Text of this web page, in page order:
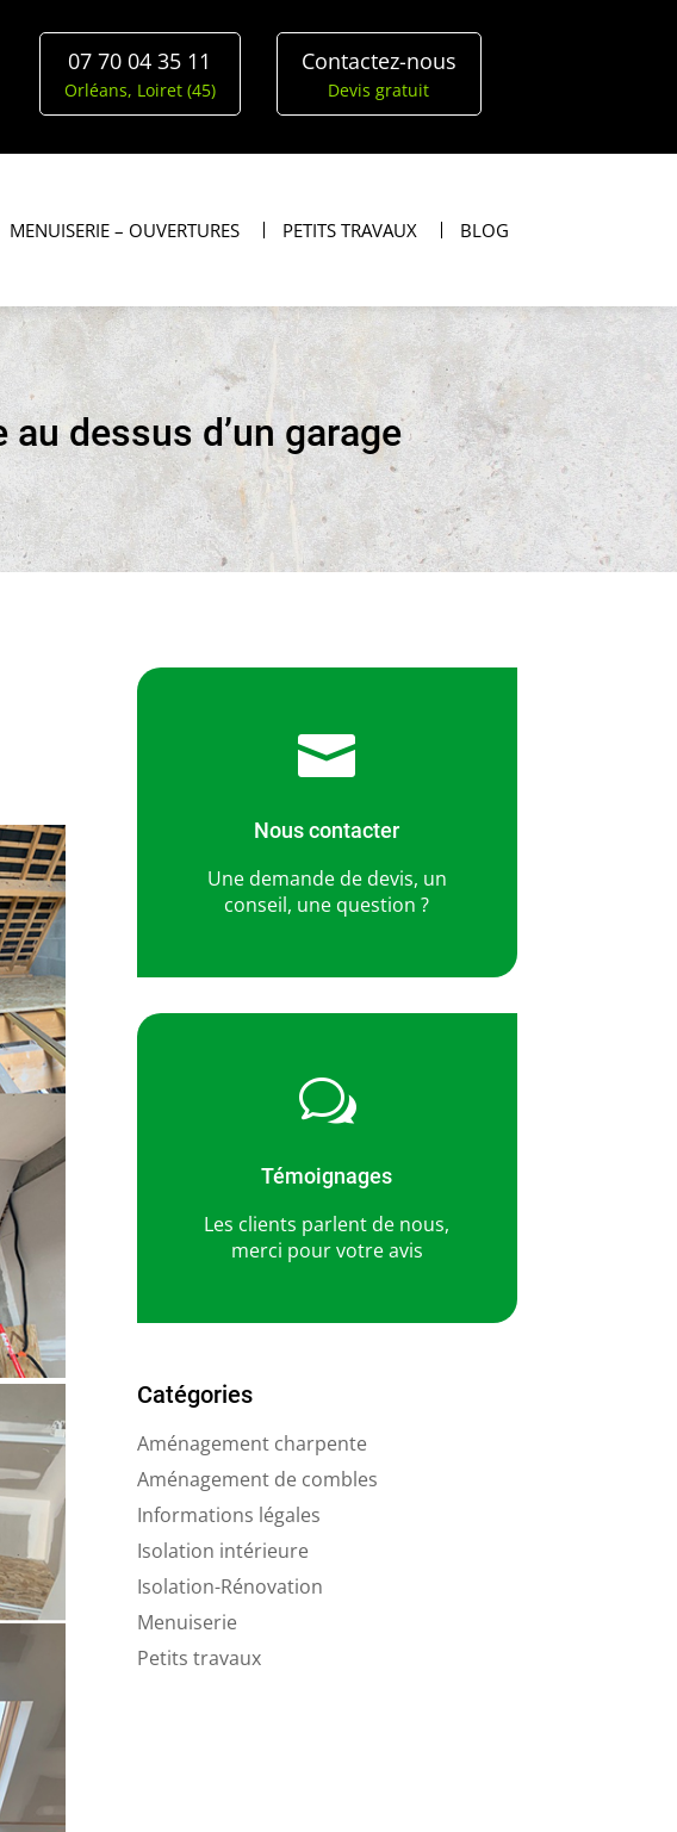
07 70 04 35 11
Orléans, Loiret (45)
Contactez-nous
Devis gratuit
MENUISERIE – OUVERTURES PETITS TRAVAUX BLOG
dessus d’un garage

Nous contacter
Une demande de devis, un
conseil, une question ?
w
Témoignages
Les clients parlent de nous,
merci pour votre avis
Catégories
Aménagement charpente
Aménagement de combles
Informations légales
Isolation intérieure
Isolation-Rénovation
Menuiserie
Petits travaux